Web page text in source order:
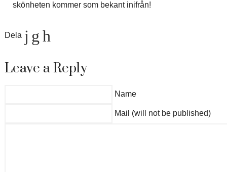
skönheten kommer som bekant inifrån!
Dela
Leave a Reply
Name
Mail (will not be published)